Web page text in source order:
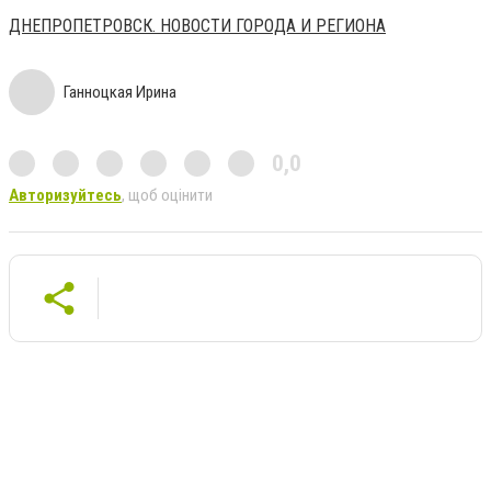
ДНЕПРОПЕТРОВСК. НОВОСТИ ГОРОДА И РЕГИОНА
Ганноцкая Ирина
0,0
Авторизуйтесь, щоб оцінити